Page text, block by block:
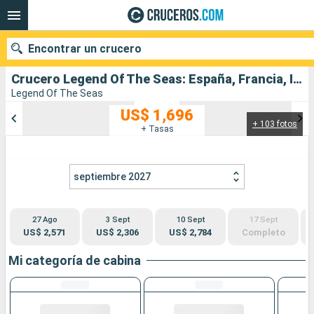
Crucero Legend Of The Seas: España, Francia, Italia salida desde Civitavecchia - Roma
Legend Of The Seas
+ 103 fotos
US$ 1,696
+ Tasas
septiembre 2027
27 Ago
US$ 2,571
3 Sept
US$ 2,306
10 Sept
US$ 2,784
17 Sept
Completo
Mi categoría de cabina
Encontrar un crucero
Compañías
Buscar